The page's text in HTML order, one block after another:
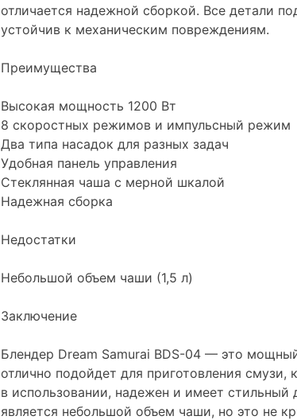
отличается надежной сборкой. Все детали
устойчив к механическим повреждениям.
Преимущества
Высокая мощность 1200 Вт
8 скоростных режимов и импульсный режим
Два типа насадок для разных задач
Удобная панель управления
Стеклянная чаша с мерной шкалой
Надежная сборка
Недостатки
Небольшой объем чаши (1,5 л)
Заключение
Блендер Dream Samurai BDS-04 — это
отлично подойдет для приготовления
в использовании, надежен и имеет
является небольшой объем чаши, но это не